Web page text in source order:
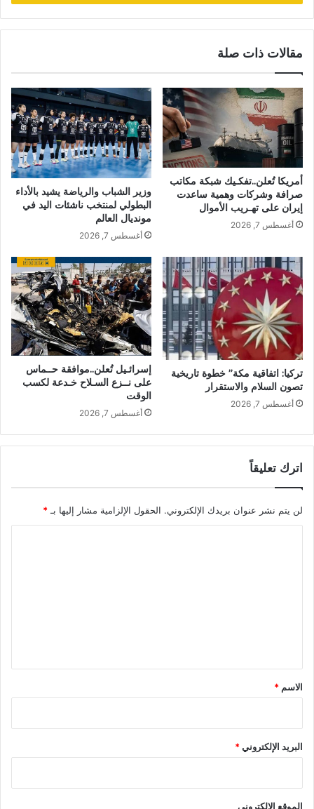
مقالات ذات صلة
أمريكا تُعلن..تفكـيك شبكة مكاتب
صرافة وشركات وهمية ساعدت
إيران على تهـريب الأموال
أغسطس 7, 2026
وزير الشباب والرياضة يشيد بالأداء
البطولي لمنتخب ناشئات اليد في
مونديال العالم
أغسطس 7, 2026
تركيا: اتفاقية مكة” خطوة تاريخية
تصون السلام والاستقرار
أغسطس 7, 2026
إسرائـيل تُعلن..موافقة حــماس
على نــزع السـلاح خـدعة لكسب
الوقت
أغسطس 7, 2026
اترك تعليقاً
لن يتم نشر عنوان بريدك الإلكتروني. الحقول الإلزامية مشار إليها بـ*
*
الاسم *
البريد الإلكتروني*
الموقع الإلكتروني